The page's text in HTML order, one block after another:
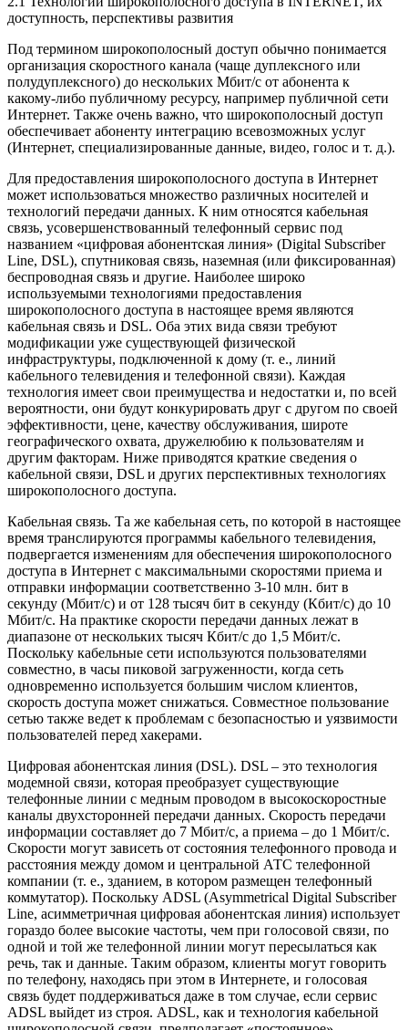
доступность, перспективы развития
Под термином широкополосный доступ обычно понимается
организация скоростного канала (чаще дуплексного или
полудуплексного) до нескольких Мбит/с от абонента к
какому-либо публичному ресурсу, например публичной сети
Интернет. Также очень важно, что широкополосный доступ
обеспечивает абоненту интеграцию всевозможных услуг
(Интернет, специализированные данные, видео, голос и т. д.).
Для предоставления широкополосного доступа в Интернет
может использоваться множество различных носителей и
технологий передачи данных. К ним относятся кабельная
связь, усовершенствованный телефонный сервис под
названием «цифровая абонентская линия» (Digital Subscriber
Line, DSL), спутниковая связь, наземная (или фиксированная)
беспроводная связь и другие. Наиболее широко
используемыми технологиями предоставления
широкополосного доступа в настоящее время являются
кабельная связь и DSL. Оба этих вида связи требуют
модификации уже существующей физической
инфраструктуры, подключенной к дому (т. е., линий
кабельного телевидения и телефонной связи). Каждая
технология имеет свои преимущества и недостатки и, по всей
вероятности, они будут конкурировать друг с другом по своей
эффективности, цене, качеству обслуживания, широте
географического охвата, дружелюбию к пользователям и
другим факторам. Ниже приводятся краткие сведения о
кабельной связи, DSL и других перспективных технологиях
широкополосного доступа.
Кабельная связь. Та же кабельная сеть, по которой в настоящее
время транслируются программы кабельного телевидения,
подвергается изменениям для обеспечения широкополосного
доступа в Интернет с максимальными скоростями приема и
отправки информации соответственно 3-10 млн. бит в
секунду (Мбит/с) и от 128 тысяч бит в секунду (Кбит/c) до 10
Мбит/с. На практике скорости передачи данных лежат в
диапазоне от нескольких тысяч Кбит/с до 1,5 Мбит/с.
Поскольку кабельные сети используются пользователями
совместно, в часы пиковой загруженности, когда сеть
одновременно используется большим числом клиентов,
скорость доступа может снижаться. Совместное пользование
сетью также ведет к проблемам с безопасностью и уязвимости
пользователей перед хакерами.
Цифровая абонентская линия (DSL). DSL – это технология
модемной связи, которая преобразует существующие
телефонные линии с медным проводом в высокоскоростные
каналы двухсторонней передачи данных. Скорость передачи
информации составляет до 7 Мбит/с, а приема – до 1 Мбит/с.
Скорости могут зависеть от состояния телефонного провода и
расстояния между домом и центральной АТС телефонной
компании (т. е., зданием, в котором размещен телефонный
коммутатор). Поскольку ADSL (Asymmetrical Digital Subscriber
Line, асимметричная цифровая абонентская линия) использует
гораздо более высокие частоты, чем при голосовой связи, по
одной и той же телефонной линии могут пересылаться как
речь, так и данные. Таким образом, клиенты могут говорить
по телефону, находясь при этом в Интернете, и голосовая
связь будет поддерживаться даже в том случае, если сервис
ADSL выйдет из строя. ADSL, как и технология кабельной